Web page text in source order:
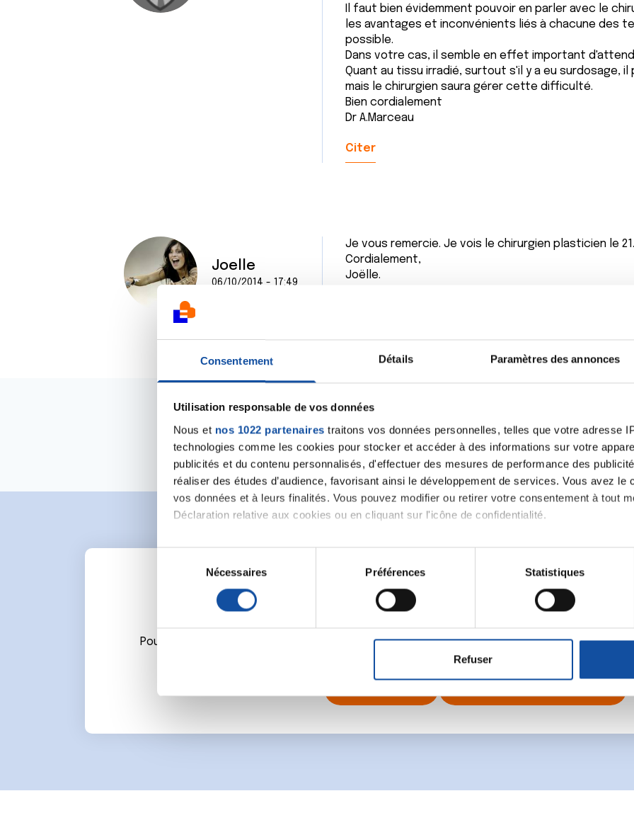
Consentement Détails Paramètres des annonces
Utilisation responsable de vos données
Nous et nos 1022 partenaires traitons vos données personnelles, telles que votre adresse
technologies comme les cookies pour stocker et accéder à des informations sur votre
publicités et du contenu personnalisés, d'effectuer des mesures de performance des
réaliser des études d’audience, favorisant ainsi le développement de services. Vous avez le
vos données et à leurs finalités. Vous pouvez modifier ou retirer votre consentement à tout
Déclaration relative aux cookies ou en cliquant sur l'icône de confidentialité.
Si vous le permettez, nous aimerions également :
Collecter des informations sur votre localisation géographique qui peuvent être
digitales).
Pour en savoir plus sur le traitement de vos données personnelles et définir vos
. Vous pouvez modifier ou retirer votre consentement à tout moment à partir de la
partenaires de médias sociaux, de publicité et d'analyse, qui peuvent combiner celles-ci
n
s
Nécessaires Préférences Statistiques
Refuser
Il faut bien évidemment pouvoir en parler avec le
les avantages et inconvénients liés à chacune des
possible.
Dans votre cas, il semble en effet important
Quant au tissu irradié, surtout s'il y a eu surdosage,
mais le chirurgien saura gérer cette difficulté.
Bien cordialement
Dr A.Marceau
Citer
Joelle
06/10/2014 - 17:49
Je vous remercie. Je vois le chirurgien plasticien le 21.
Cordialement,
Joëlle.
Ecrire un commentaire
Pour écrire un commentaire ou lancer une nouvelle discussion vous aurez besoin de vous